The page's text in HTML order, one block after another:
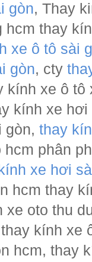
gòn, Thay
hcm thay
xe ô tô sài
gòn, cty
kính xe ô
kính xe
gòn, thay
hcm phân
xe hơi
hcm thay
xe oto thu
kính xe
hcm, thay